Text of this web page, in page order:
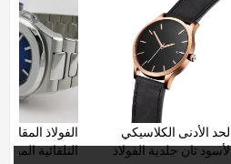
الأدنى الكلاسيكي
تان جلدية الفولاذ
الفولاذ
التلقائية